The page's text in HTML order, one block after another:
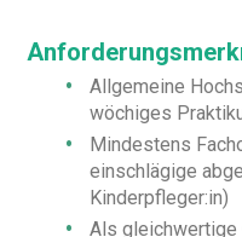
Allgemeine
wöchiges
Mindestens
einschlägige
Kinderpfleger:in)
Als